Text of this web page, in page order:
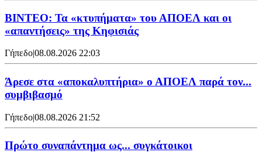
ΒΙΝΤΕΟ: Τα «κτυπήματα» του ΑΠΟΕΛ και οι
«απαντήσεις» της Κηφισιάς
Γήπεδο|08.08.2026 22:03
Άρεσε στα «αποκαλυπτήρια» ο ΑΠΟΕΛ παρά τον...
συμβιβασμό
Γήπεδο|08.08.2026 21:52
Πρώτο συναπάντημα ως... συγκάτοικοι